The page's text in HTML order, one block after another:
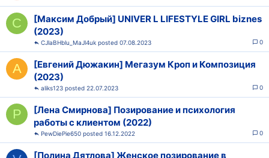
C
[Максим Добрый] UNIVER L LIFESTYLE GIRL biznes
(2023)
0
07.08.2023
CJlaBHblu_MaJl4uk
A
[Евгений Дюжакин] Мегазум Кроп и Композиция
(2023)
0
22.07.2023
aliks123
P
[Лена Смирнова] Позирование и психология
работы с клиентом (2022)
0
16.12.2022
PewDiePie650
[Полина Дятлова] Женское позирование в